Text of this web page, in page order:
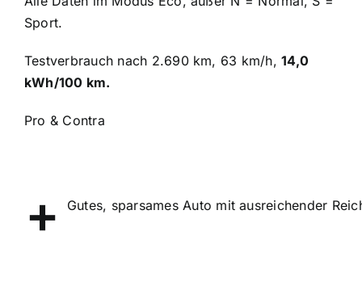
Sport.
Testverbrauch nach 2.690 km, 63 km/h,14,0
kWh/100 km.
Pro & Contra
+ Gutes, sparsames Auto mit ausreichender